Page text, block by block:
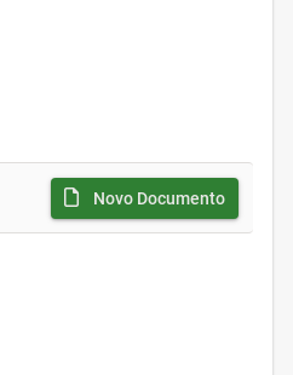
Novo Documento